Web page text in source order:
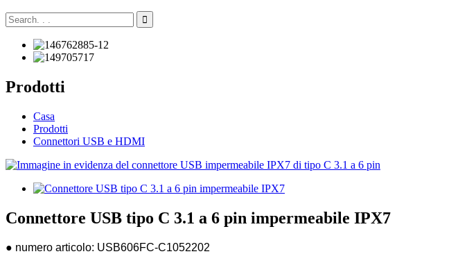
Prodotti
Casa
Prodotti
Connettori USB e HDMI
Connettore USB tipo C 3.1 a 6 pin impermeabile IPX7
● numero articolo: USB606FC-C1052202